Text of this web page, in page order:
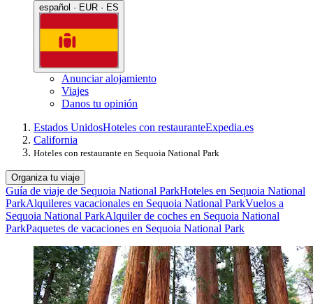
español · EUR · ES
Anunciar alojamiento
Viajes
Danos tu opinión
Estados UnidosHoteles con restauranteExpedia.es
California
Hoteles con restaurante en Sequoia National Park
Organiza tu viaje
Guía de viaje de Sequoia National ParkHoteles en Sequoia National
ParkAlquileres vacacionales en Sequoia National ParkVuelos a
Sequoia National ParkAlquiler de coches en Sequoia National
ParkPaquetes de vacaciones en Sequoia National Park